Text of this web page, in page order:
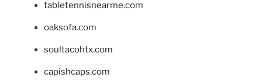
tabletennisnearme.com
oaksofa.com
soultacohtx.com
capishcaps.com